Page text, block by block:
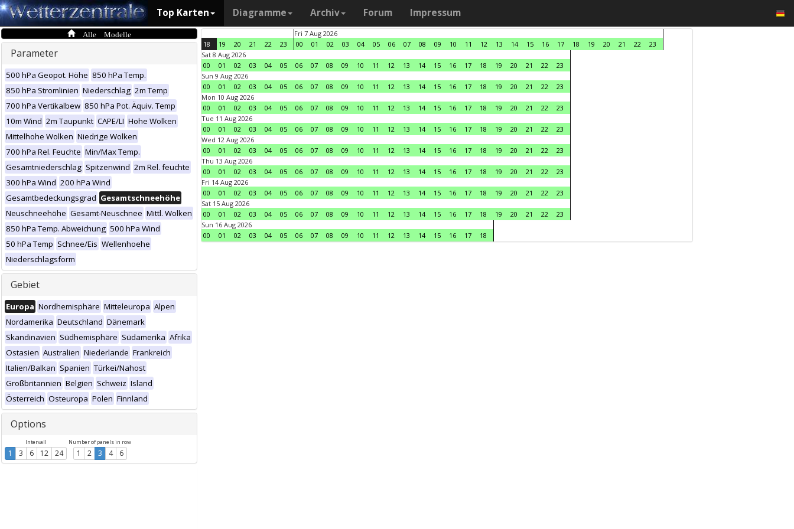
Top Karten Diagramme Archiv Forum Impressum
Alle Modelle
Parameter
500 hPa Geopot. Höhe 850 hPa Temp.
850 hPa Stromlinien Niederschlag 2m Temp
700 hPa Vertikalbew 850 hPa Pot. Äquiv. Temp
10m Wind 2m Taupunkt CAPE/LI Hohe Wolken
Mittelhohe Wolken Niedrige Wolken
700 hPa Rel. Feuchte Min/Max Temp.
Gesamtniederschlag Spitzenwind 2m Rel. feuchte
300 hPa Wind 200 hPa Wind
Gesamtbedeckungsgrad Gesamtschneehöhe
Neuschneehöhe Gesamt-Neuschnee Mittl. Wolken
850 hPa Temp. Abweichung 500 hPa Wind
50 hPa Temp Schnee/Eis Wellenhoehe
Niederschlagsform
Gebiet
Europa Nordhemisphäre Mitteleuropa Alpen
Nordamerika Deutschland Dänemark
Skandinavien Südhemisphäre Südamerika Afrika
Ostasien Australien Niederlande Frankreich
Italien/Balkan Spanien Türkei/Nahost
Großbritannien Belgien Schweiz Island
Österreich Osteuropa Polen Finnland
Options
Intervall
1 3 6 12 24
Number of panels in row
1 2 3 4 6
18 19 20 21 22 23
Fri 7 Aug 2026
00
01 02 03 04 05 06 07 08 09 10 11 12 13 14 15 16 17 18 19 20 21 22
23
Sat 8 Aug 2026
00
01 02 03 04 05 06 07 08 09 10 11 12 13 14 15 16 17 18 19 20 21 22
23
Sun 9 Aug 2026
00
01 02 03 04 05 06 07 08 09 10 11 12 13 14 15 16 17 18 19 20 21 22
23
Mon 10 Aug 2026
00
01 02 03 04 05 06 07 08 09 10 11 12 13 14 15 16 17 18 19 20 21 22
23
Tue 11 Aug 2026
00
01 02 03 04 05 06 07 08 09 10 11 12 13 14 15 16 17 18 19 20 21 22
23
Wed 12 Aug 2026
00
01 02 03 04 05 06 07 08 09 10 11 12 13 14 15 16 17 18 19 20 21 22
23
Thu 13 Aug 2026
00
01 02 03 04 05 06 07 08 09 10 11 12 13 14 15 16 17 18 19 20 21 22
23
Fri 14 Aug 2026
00
01 02 03 04 05 06 07 08 09 10 11 12 13 14 15 16 17 18 19 20 21 22
23
Sat 15 Aug 2026
00
01 02 03 04 05 06 07 08 09 10 11 12 13 14 15 16 17 18 19 20 21 22
23
Sun 16 Aug 2026
00
01 02 03 04 05 06 07 08 09 10 11 12 13 14 15 16 17 18